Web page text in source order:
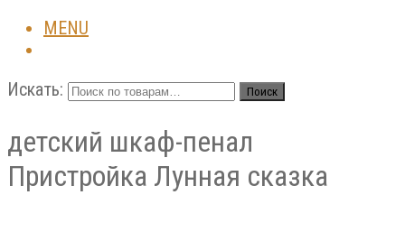
MENU
Искать: Поиск
детский шкаф-пенал
Пристройка Лунная сказка